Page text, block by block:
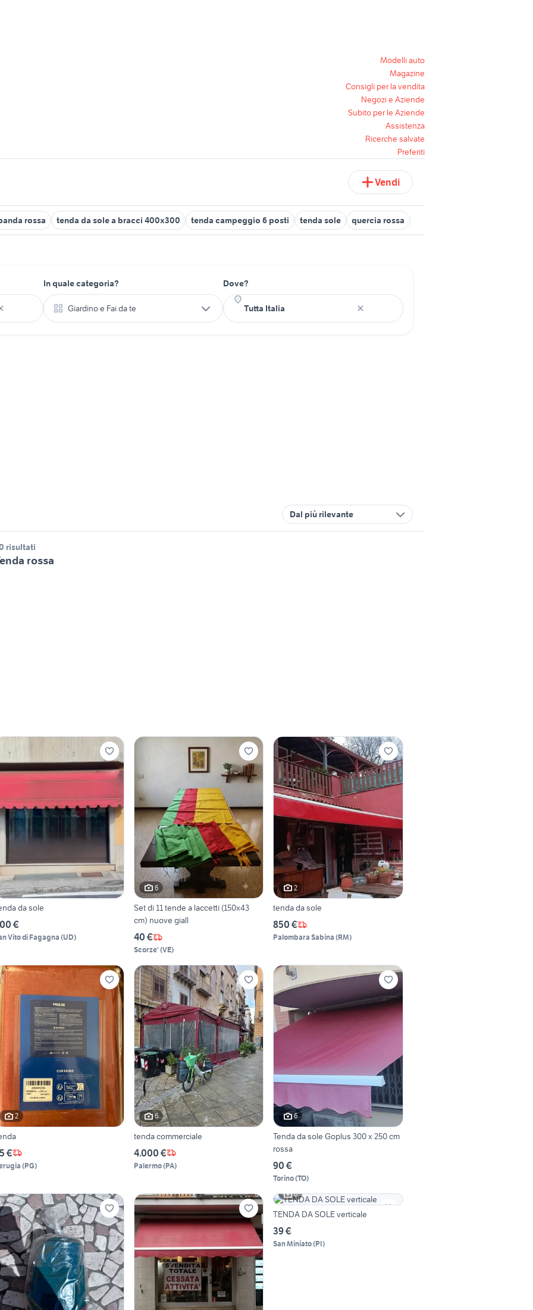
Modelli auto
Magazine
Consigli per la vendita
Negozi e Aziende
Subito per le Aziende
Assistenza
Ricerche salvate
Preferiti
Vendi
rossa tenda da sole a bracci 400x300 tenda campeggio 6 posti tenda sole quercia rossa
In quale categoria?
Giardino e Fai da te
Dove?
Dal più rilevante
risultati
rossa
da sole
€
Vito di Fagagna (UD)
6
Set di 11 tende a laccetti (150x43
cm) nuove giall
40 €
Scorze' (VE)
2
tenda da sole
850 €
Palombara Sabina (RM)
2
€
(PG)
6
tenda commerciale
4.000 €
Palermo(PA)
6
Tenda da sole Goplus 300 x 250 cm
rossa
90 €
Torino(TO)
6
TENDA DA SOLE verticale
39 €
San Miniato(PI)